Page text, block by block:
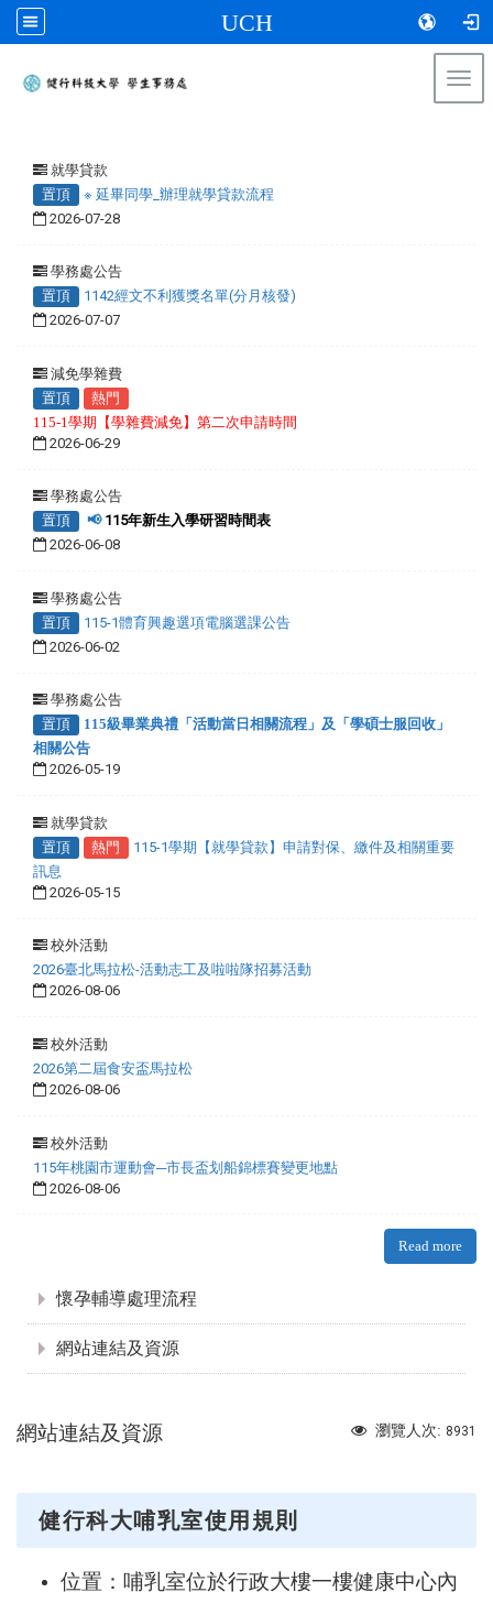
UCH
就學貸款
置頂
※ 延畢同學_辦理就學貸款流程
2026-07-28
學務處公告
置頂
1142經文不利獲獎名單(分月核發)
2026-07-07
減免學雜費
置頂
熱門
115-1學期【學雜費減免】第二次申請時間
2026-06-29
學務處公告
置頂
📢115年新生入學研習時間表
2026-06-08
學務處公告
置頂
115-1體育興趣選項電腦選課公告
2026-06-02
學務處公告
置頂
115級畢業典禮「活動當日相關流程」及「學碩士服回收」
相關公告
2026-05-19
就學貸款
置頂
熱門
115-1學期【就學貸款】申請對保、繳件及相關重要
訊息
2026-05-15
校外活動
2026臺北馬拉松-活動志工及啦啦隊招募活動
2026-08-06
校外活動
2026第二屆食安盃馬拉松
2026-08-06
校外活動
115年桃園市運動會─市長盃划船錦標賽變更地點
2026-08-06
Read more
懷孕輔導處理流程
網站連結及資源
瀏覽人次: 8931
網站連結及資源
健行科大哺乳室使用規則
位置： 哺乳室位於行政大樓一樓健康中心內